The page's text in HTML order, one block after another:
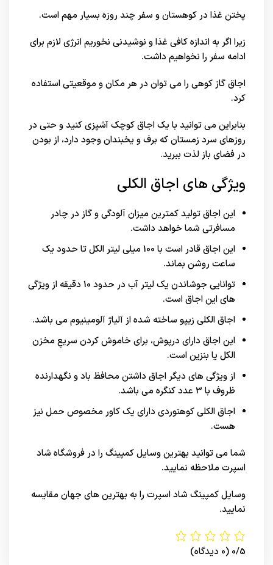
پختن غذا در کوهستان و سفر چند روزه بسیار مهم است.
زیرا اگر به اندازه کافی غذا و نوشیدنی نخوریم انرژی لازم برای
ادامه سفر را نخواهیم داشت.
اجاق گاز کوهی را می توان در هر مکان و موقعیتی استفاده
کرد.
بنابراین می توانید با یک اجاق کوچک آشپزی کنید و حتی در
روزهای سرد زمستان که برف و یخبندان وجود دارد، از بودن
در فضای باز لذت ببرید.
ویژگی های اجاق الکلی
این اجاق تولید کمترین میزان آلودگی و گاز در چادر
مسافرتی شما خواهد داشت.
این اجاق قادر است با 100 میلی لیتر الکل تا حدود یک
ساعت روشن بماند.
توانایی جوشاندن یک لیتر آب در حدود 10 دقیقه از ویژگی
های این اجاق است.
اجاق الکلی زیپو ساخته شده از آلیاژ آلومینیوم می باشد.
این اجاق دارای درپوش، برای خاموش کردن سریعِ مخزن
الکل یا بنزین است.
از ویژگی های دیگر اجاق داشتن محافظ باد و نگهدارنده
ظروف با 3 عدد کنگره می باشد.
اجاق الکلی کوهنوردی دارای یک کاور مخصوص حمل نیز
هست.
شما می توانید بهترین وسایل کمپینگ را درفروشگاه شاد
اسپرت ملاحظه نمایید.
وسایل کمپینگ شاد اسپرت را به بهترین های جهان مقایسه
نمایید.
0/5 (0 دیدگاه)